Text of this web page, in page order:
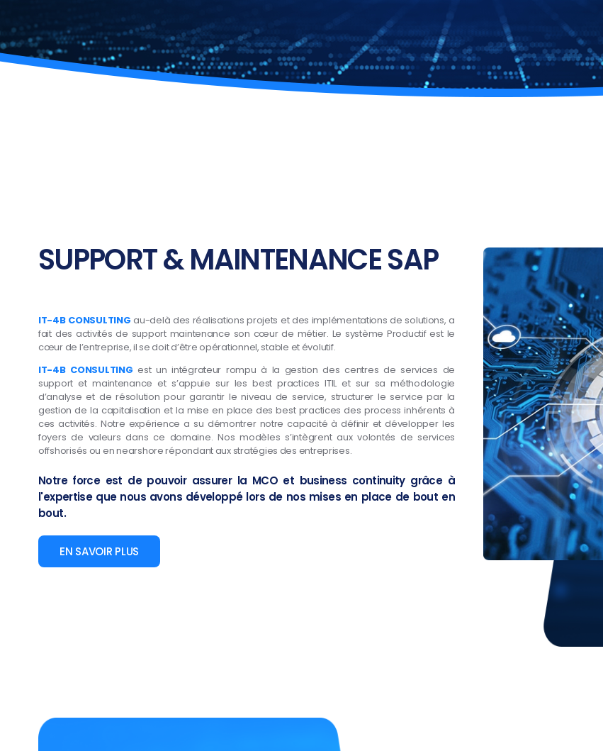
SUPPORT & MAINTENANCE SAP
IT-4B CONSULTING au-delà des réalisations projets et des implémentations de solutions, a
fait des activités de support maintenance son cœur de métier. Le système Productif est le
cœur de l’entreprise, il se doit d’être opérationnel, stable et évolutif.
IT-4B CONSULTING est un intégrateur rompu à la gestion des centres de services de
support et maintenance et s’appuie sur les best practices ITIL et sur sa méthodologie
d’analyse et de résolution pour garantir le niveau de service, structurer le service par la
gestion de la capitalisation et la mise en place des best practices des process inhérents à
ces activités. Notre expérience a su démontrer notre capacité à définir et développer les
foyers de valeurs dans ce domaine. Nos modèles s’intègrent aux volontés de services
offshorisés ou en nearshore répondant aux stratégies des entreprises.
Notre force est de pouvoir assurer la MCO et business continuity grâce à
l'expertise que nous avons développé lors de nos mises en place de bout en
bout.
EN SAVOIR PLUS